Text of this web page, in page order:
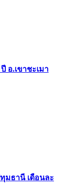
อ.เขาชะเมา
มธานี เดือนละ